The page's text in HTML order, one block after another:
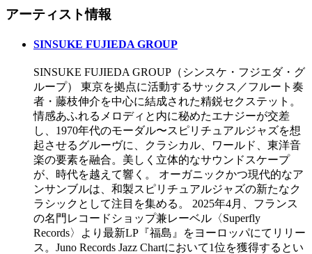
アーティスト情報
SINSUKE FUJIEDA GROUP
SINSUKE FUJIEDA GROUP（シンスケ・フジエダ・グ
ループ） 東京を拠点に活動するサックス／フルート奏
者・藤枝伸介を中心に結成された精鋭セクステット。
情感あふれるメロディと内に秘めたエナジーが交差
し、1970年代のモーダル〜スピリチュアルジャズを想
起させるグルーヴに、クラシカル、ワールド、東洋音
楽の要素を融合。美しく立体的なサウンドスケープ
が、時代を越えて響く。 オーガニックかつ現代的なア
ンサンブルは、和製スピリチュアルジャズの新たなク
ラシックとして注目を集める。 2025年4月、フランス
の名門レコードショップ兼レーベル〈Superfly
Records〉より最新LP『福島』をヨーロッパにてリリー
ス。Juno Records Jazz Chartにおいて1位を獲得するとい